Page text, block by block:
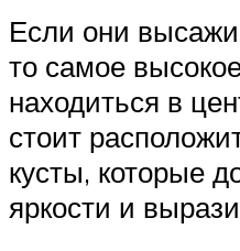
Если они
то самое
находиться в
стоит
кусты, которые
яркости и